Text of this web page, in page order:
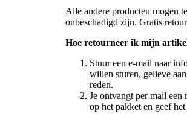
Alle andere producten mogen
onbeschadigd zijn. Gratis
Hoe retourneer ik mijn
Stuur een e-mail naar
willen sturen, gelieve
reden.
Je ontvangt per mail
op het pakket en geef